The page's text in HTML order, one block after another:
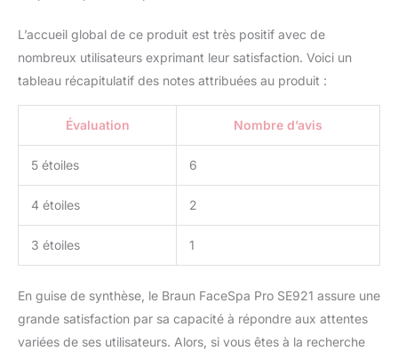
L’accueil global de ce produit est très positif avec de
nombreux utilisateurs exprimant leur satisfaction. Voici un
tableau récapitulatif des notes attribuées au produit :
Évaluation Nombre d’avis
5 étoiles 6
4 étoiles 2
3 étoiles 1
En guise de synthèse, le Braun FaceSpa Pro SE921 assure une
grande satisfaction par sa capacité à répondre aux attentes
variées de ses utilisateurs. Alors, si vous êtes à la recherche